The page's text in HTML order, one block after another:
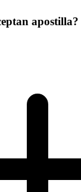
apostilla?